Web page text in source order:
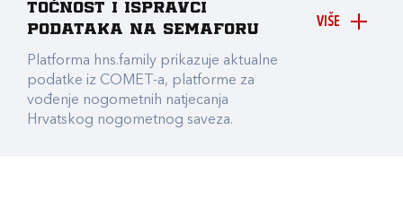
VIŠE
točnost i ispravci
podataka na Semaforu
Platforma hns.family prikazuje aktualne
podatke iz COMET-a, platforme za
vođenje nogometnih natjecanja
Hrvatskog nogometnog saveza.